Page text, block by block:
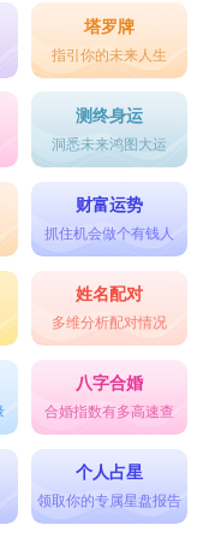
否有希望挽回，是
，只要你多点爱情
你多些真爱，这爱情
？
，找到一个工作，但
放心，求职的路上
些疑虑，担心这事业
坏，这是个很值得
，也许当前让你小有
塔罗牌
指引你的未来人生
测终身运
洞悉未来鸿图大运
财富运势
抓住机会做个有钱人
姓名配对
多维分析配对情况
八字合婚
合婚指数有多高速查
个人占星
领取你的专属星盘报告